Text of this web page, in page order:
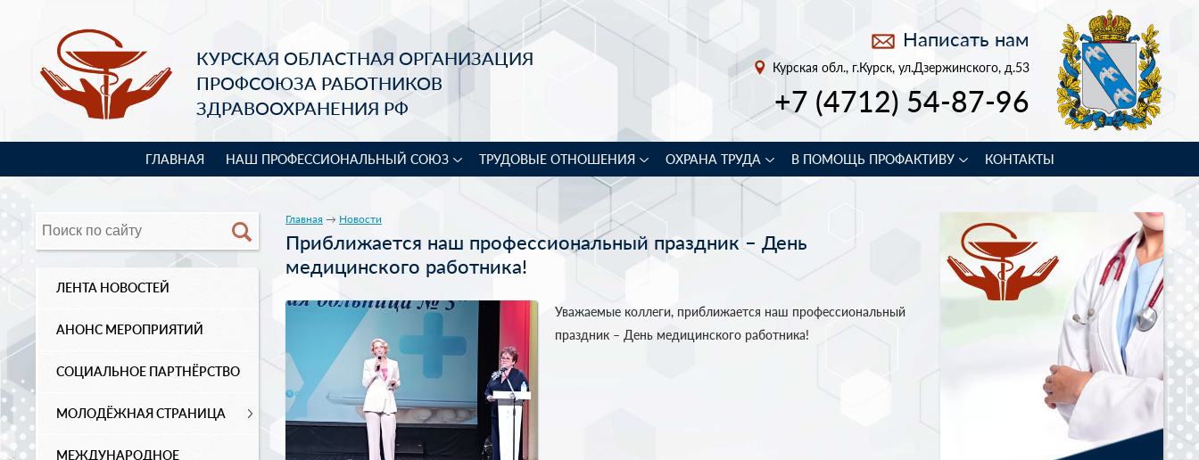
КУРСКАЯ ОБЛАСТНАЯ ОРГАНИЗАЦИЯ
ПРОФСОЮЗА РАБОТНИКОВ
ЗДРАВООХРАНЕНИЯ РФ
Написать нам
Курская обл., г.Курск, ул.Дзержинского, д.53
+7 (4712) 54-87-96
ГЛАВНАЯ НАШ ПРОФЕССИОНАЛЬНЫЙ СОЮЗ ТРУДОВЫЕ ОТНОШЕНИЯ ОХРАНА ТРУДА В ПОМОЩЬ ПРОФАКТИВУ КОНТАКТЫ
ЛЕНТА НОВОСТЕЙ
АНОНС МЕРОПРИЯТИЙ
СОЦИАЛЬНОЕ ПАРТНЁРСТВО
МОЛОДЁЖНАЯ СТРАНИЦА
МЕЖДУНАРОДНОЕ
Главная → Новости
Приближается наш профессиональный праздник – День
медицинского работника!
Уважаемые коллеги, приближается наш профессиональный
праздник – День медицинского работника!